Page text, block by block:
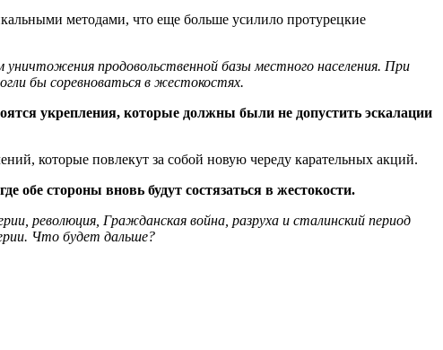
методами, что еще больше усилило протурецкие
уничтожения продовольственной базы местного населения. При
бы соревноваться в жестокостях.
укрепления, которые должны были не допустить эскалации
которые повлекут за собой новую череду карательных акций.
обе стороны вновь будут состязаться в жестокости.
революция, Гражданская война, разруха и сталинский период
Что будет дальше?